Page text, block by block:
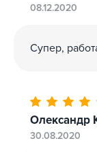
08.12.2020
Супер,
Олександр
30.08.2020